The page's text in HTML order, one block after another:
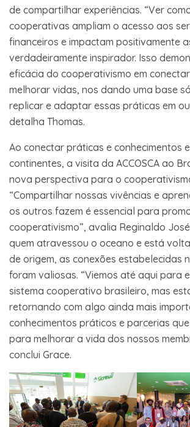
de compartilhar experiências. “Ver
cooperativas ampliam o acesso aos
financeiros e impactam positivamente
verdadeiramente inspirador. Isso
eficácia do cooperativismo em
melhorar vidas, nos dando uma base
replicar e adaptar essas práticas em
detalha Thomas.
Ao conectar práticas e conhecimentos
continentes, a visita da ACCOSCA ao
nova perspectiva para o
“Compartilhar nossas vivências e
os outros fazem é essencial para
cooperativismo”, avalia Reginaldo
quem atravessou o oceano e está
de origem, as conexões estabelecidas
foram valiosas. “Viemos até aqui para
sistema cooperativo brasileiro, mas
retornando com algo ainda mais
conhecimentos práticos e parcerias
para melhorar a vida dos nossos
conclui Grace.